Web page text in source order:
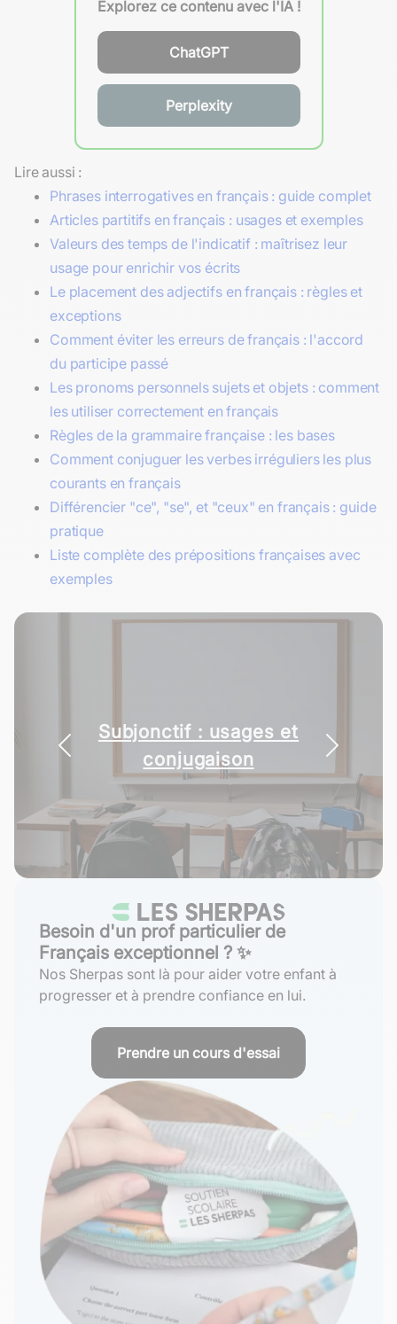
Explorez ce contenu avec l'IA !
ChatGPT
Perplexity
Lire aussi :
Phrases interrogatives en français : guide complet
Articles partitifs en français : usages et exemples
Valeurs des temps de l'indicatif : maîtrisez leur
usage pour enrichir vos écrits
Le placement des adjectifs en français : règles et
exceptions
Comment éviter les erreurs de français : l'accord
du participe passé
Les pronoms personnels sujets et objets : comment
les utiliser correctement en français
Règles de la grammaire française : les bases
Comment conjuguer les verbes irréguliers les plus
courants en français
Différencier "ce", "se", et "ceux" en français : guide
pratique
Liste complète des prépositions françaises avec
exemples
Subjonctif : usages et
conjugaison
Besoin d'un prof particulier de
Français exceptionnel ? ✨
Nos Sherpas sont là pour aider votre enfant à
progresser et à prendre confiance en lui.
Prendre un cours d'essai